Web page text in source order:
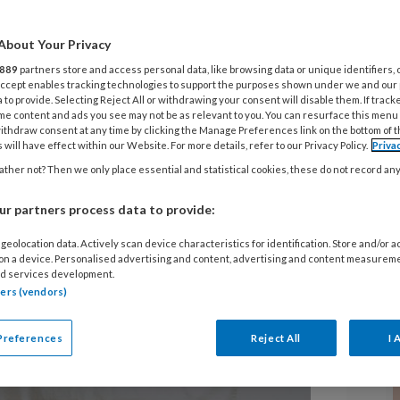
het belang van slaap voor
In dit artikel deelt zij haar
bij kinderen en de impact van
Your Privacy
889 partners store and access personal data, like browsing data or unique identifiers,
enables tracking technologies to support the purposes shown under we and
to provide. Selecting Reject All or withdrawing your consent will disable them. If
content and ads you see may not be as relevant to you. You can resurface this
consent at any time by clicking the Manage Preferences link on the bottom of
will have effect within our Website. For more details, refer to our Privacy Policy.
not? Then we only place essential and statistical cookies, these do not record
partners process data to provide:
data. Actively scan device characteristics for identification. Store and/or
a device. Personalised advertising and content, advertising and content
services development.
(vendors)
Reject All I